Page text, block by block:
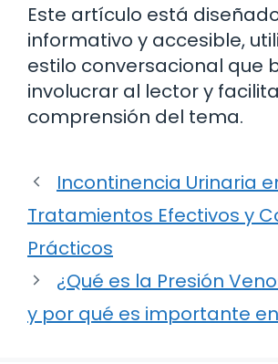
Este artículo está
informativo y accesible,
estilo conversacional que
involucrar al lector y
comprensión del tema.
Incontinencia Urinaria
Tratamientos Efectivos y
Prácticos
¿Qué es la Presión
y por qué es importante